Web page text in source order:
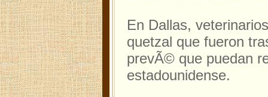
En Dallas,
quetzal que fueron
prevÃ© que puedan
estadounidense.